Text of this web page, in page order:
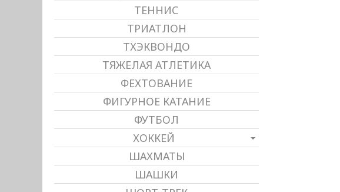
ТЕННИС
ТРИАТЛОН
ТХЭКВОНДО
ТЯЖЕЛАЯ АТЛЕТИКА
ФЕХТОВАНИЕ
ФИГУРНОЕ КАТАНИЕ
ФУТБОЛ
ХОККЕЙ
ШАХМАТЫ
ШАШКИ